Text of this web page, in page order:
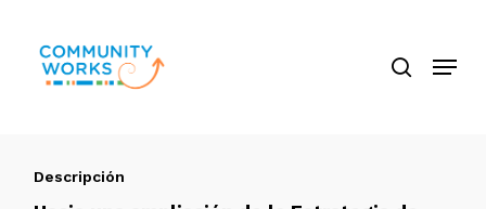
contenido
Menú
Descripción